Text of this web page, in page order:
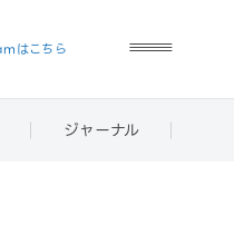
はこちら
ジャーナル